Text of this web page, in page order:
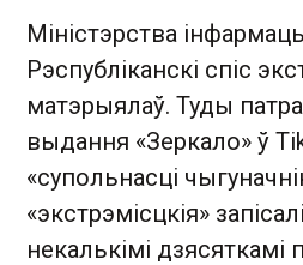
Міністэрства
Рэспубліканскі спіс
матэрыялаў. Туды
выдання «Зеркало» ў
«супольнасці
«экстрэмісцкія»
некалькімі дзясяткамі